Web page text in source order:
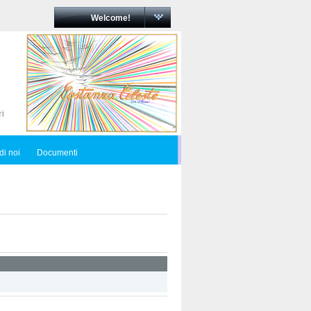
Welcome!
noi Documenti